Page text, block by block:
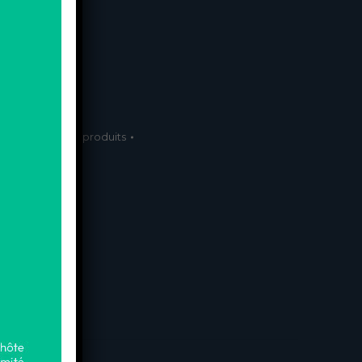
Tous nos produits